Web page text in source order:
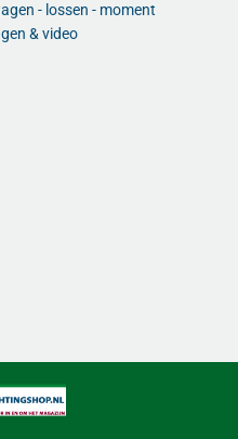
- lossen - moment
& video